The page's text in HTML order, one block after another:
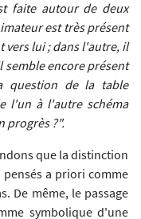
faite autour de deux
est très présent
vers lui ; dans l'autre, il
encore présent
question de la table
l'un à l'autre schéma
progrès ?".
que la distinction
a priori comme
De même, le passage
symbolique d'une